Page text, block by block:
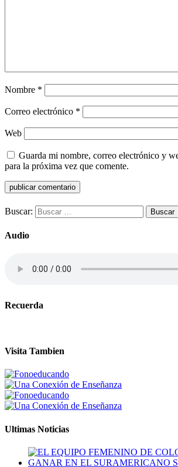
Nombre *
Correo electrónico *
Web
Guarda mi nombre, correo electrónico y
para la próxima vez que comente.
Buscar:
Audio
Recuerda
Visita Tambien
Ultimas Noticias